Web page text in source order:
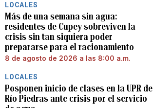
LOCALES
Más de una semana sin agua:
residentes de Cupey sobreviven la
crisis sin tan siquiera poder
prepararse para el racionamiento
8 de agosto de 2026 a las 8:00 a.m.
LOCALES
Posponen inicio de clases en la UPR de
Río Piedras ante crisis por el servicio